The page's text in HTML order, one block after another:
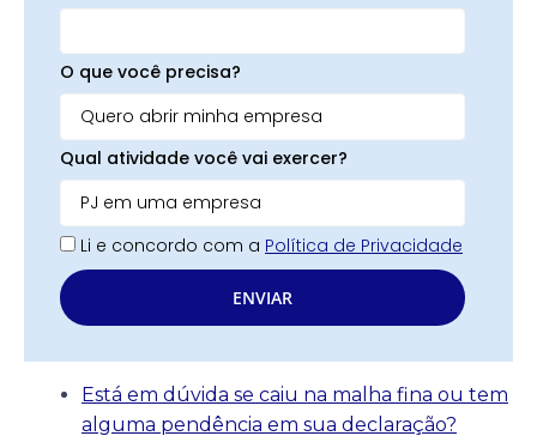
O que você precisa?
Qual atividade você vai exercer?
Li e concordo com a Política de Privacidade
ENVIAR
Está em dúvida se caiu na malha fina ou tem
alguma pendência em sua declaração?